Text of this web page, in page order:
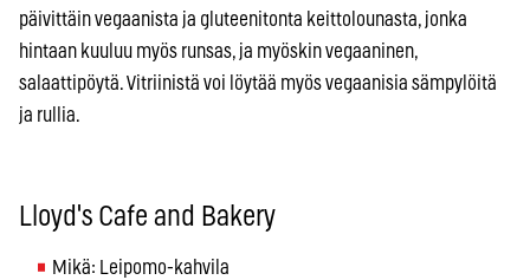
päivittäin vegaanista ja gluteenitonta keittolounasta, jonka
hintaan kuuluu myös runsas, ja myöskin vegaaninen,
salaattipöytä. Vitriinistä voi löytää myös vegaanisia sämpylöitä
ja rullia.
Lloyd's Cafe and Bakery
Mikä: Leipomo-kahvila